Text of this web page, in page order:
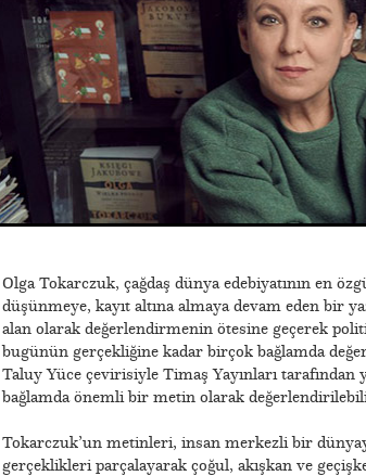
Olga Tokarczuk, çağdaş dünya edebiyatının en
düşünmeye, kayıt altına almaya devam eden bir
alan olarak değerlendirmenin ötesine geçerek
bugünün gerçekliğine kadar birçok bağlamda
Taluy Yüce çevirisiyle Timaş Yayınları tarafından
bağlamda önemli bir metin olarak
Tokarczuk’un metinleri, insan merkezli bir
gerçeklikleri parçalayarak çoğul, akışkan ve